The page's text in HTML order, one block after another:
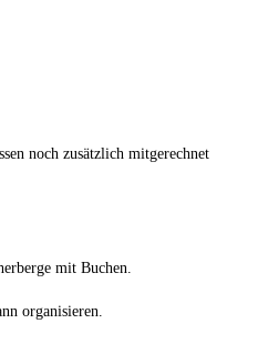
noch zusätzlich mitgerechnet
mit Buchen.
organisieren.